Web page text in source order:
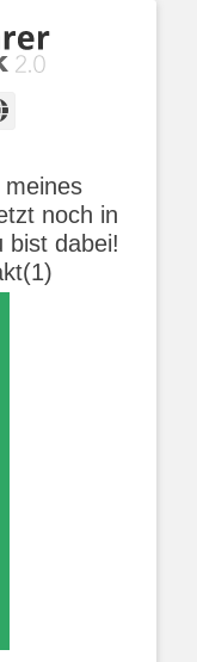
Musikpädagogen in
Website
noch in
bist dabei!